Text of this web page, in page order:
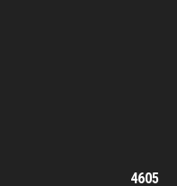
4605